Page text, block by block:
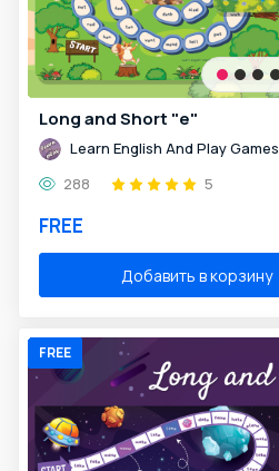
Long and Short "e"
Learn English And Play Games
288
5
FREE
Добавить в корзину
FREE